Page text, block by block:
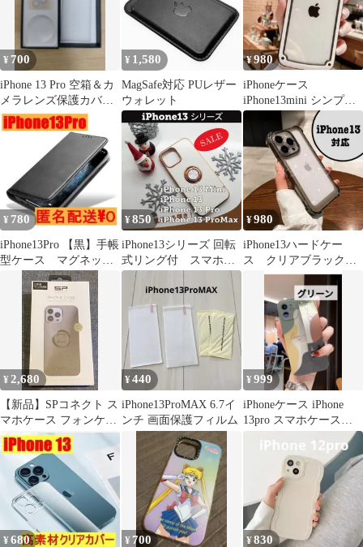
¥ 700
iPhone 13 Pro 空箱＆カ
メラレンズ保護カバー
3眼タイプ
¥ 1,580
MagSafe対応 PUレザー
ウォレット
¥980
iPhoneケース
iPhone13mini シンプル
フレーム モノトーン
¥ 780
iPhone13Pro 【黒】手帳
型ケース マグネッ
ト シンプルカバー
¥850
iPhone13シリーズ 回転
式リング付 スマホケ
ース 気品のホワイト
¥980
iPhone13ハードケー
ス クリアブラック
透明 耐衝撃 韓国
¥2,680
【新品】SPコネクト ス
マホケース フォンケー
ス iPhone 13 Pro Max
28219 ブラック 55146
DAYTONA デイトナ
¥440
iPhone13ProMAX 6.7イ
ンチ 画面保護フィルム
¥999
iPhoneケース iPhone
13pro スマホケース
カバー カラフル
¥680 ¥ 700 ¥830